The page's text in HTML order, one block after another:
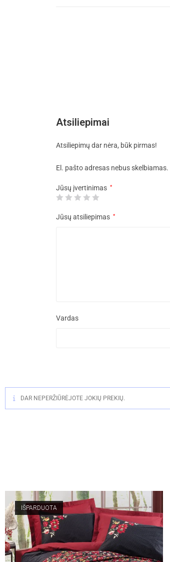
Atsiliepimai
Atsiliepimų dar nėra, būk pirmas!
El. pašto adresas nebus skelbiamas.
Jūsų įvertinimas *
Jūsų atsiliepimas *
Vardas
DAR NEPERŽIŪRĖJOTE JOKIŲ PREKIŲ.
IŠPARDUOTA